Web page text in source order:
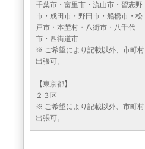
千葉市・富里市・流山市・習志野
市・成田市・野田市・船橋市・松
戸市・本埜村・八街市・八千代
市・四街道市
※ ご希望により記載以外、市町村
出張可。
【東京都】
２３区
※ ご希望により記載以外、市町村
出張可。